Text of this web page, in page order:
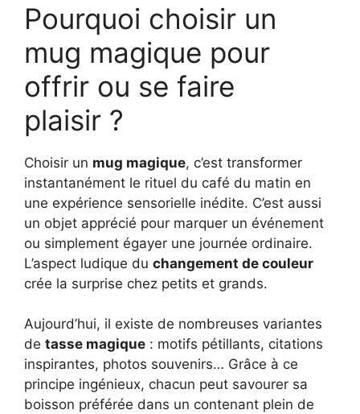
Pourquoi choisir un
mug magique pour
offrir ou se faire
plaisir ?
Choisir un mug magique, c’est transformer
instantanément le rituel du café du matin en
une expérience sensorielle inédite. C’est aussi
un objet apprécié pour marquer un événement
ou simplement égayer une journée ordinaire.
L’aspect ludique du changement de couleur
crée la surprise chez petits et grands.
Aujourd’hui, il existe de nombreuses variantes
de tasse magique : motifs pétillants, citations
inspirantes, photos souvenirs… Grâce à ce
principe ingénieux, chacun peut savourer sa
boisson préférée dans un contenant plein de